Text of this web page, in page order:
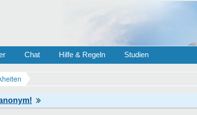
Chat Hilfe & Regeln Studien